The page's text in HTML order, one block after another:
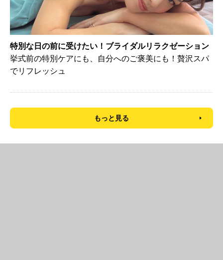
特別な日の前に受けたい！ブライダルリラクゼーション
挙式前の特別ケアにも、自分へのご褒美にも！贅沢スパ
でリフレッシュ
もっと見る